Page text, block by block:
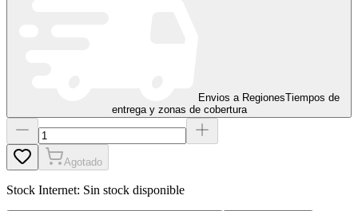
Envios a RegionesTiempos de
entrega y zonas de cobertura
Agotado
Stock Internet: Sin stock disponible